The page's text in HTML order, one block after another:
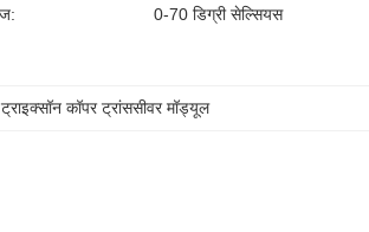
0-70 डिग्री सेल्सियस
ट्राइक्सॉन कॉपर ट्रांससीवर मॉड्यूल